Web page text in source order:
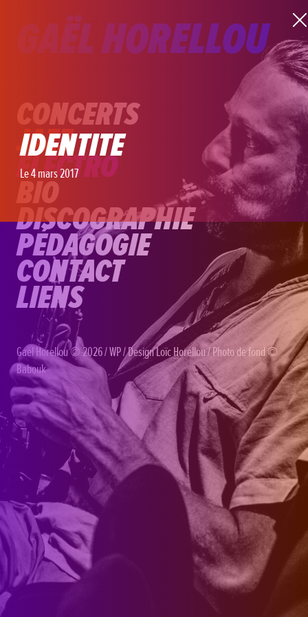
GAËL HORELLOU
IDENTITE
Le 4 mars 2017
CONCERTS
JAZZ
ELECTRO
BIO
DISCOGRAPHIE
PÉDAGOGIE
CONTACT
LIENS
Gaël Horellou© 2026 /WP/ DesignLoïc Horellou/ Photo de fond ©
Babouk